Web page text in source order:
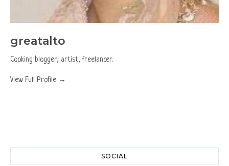
greatalto
Cooking blogger, artist, freelancer.
View Full Profile →
SOCIAL